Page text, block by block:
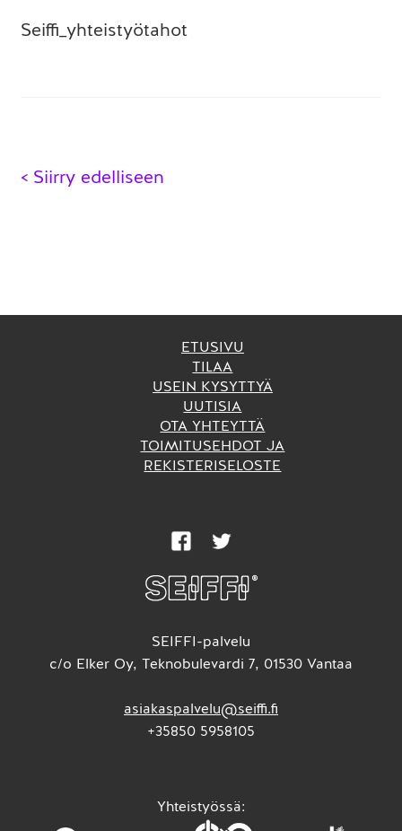
Seiffi_yhteistyötahot
Artikkelien
< Siirry edelliseen
ETUSIVU
TILAA
USEIN KYSYTTYÄ
UUTISIA
OTA YHTEYTTÄ
TOIMITUSEHDOT JA
REKISTERISELOSTE
SEIFFI-palvelu
c/o Elker Oy, Teknobulevardi 7, 01530 Vantaa
asiakaspalvelu@seiffi.fi
+35850 5958105
Yhteistyössä: